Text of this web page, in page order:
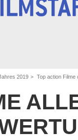
2019 Top action Filme